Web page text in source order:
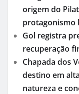
origem do
protagonismo
Gol registra
recuperação
Chapada dos
destino em
natureza e